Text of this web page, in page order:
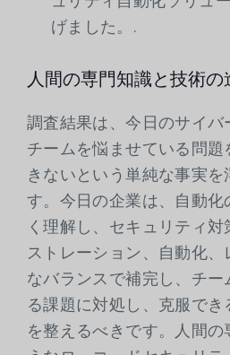
げました。.
人間の専門知識と技術
調査結果は、今日のサイバ
チームを悩ませている問
きないという単純な事実を
す。今日の企業は、自動
く理解し、セキュリティ
ストレーション、自動化
なバランスで補完し、チ
る課題に対処し、克服で
を整えるべきです。人間の